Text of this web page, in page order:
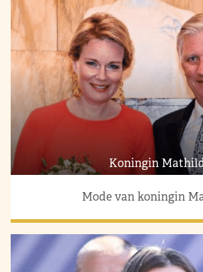
Koningin
Mode van koningin